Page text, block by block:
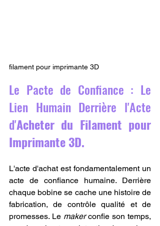
filament pour imprimante 3D
Le Pacte de Confiance : Le
Lien Humain Derrière l'Acte
d'Acheter du Filament pour
Imprimante 3D.
L'acte d'achat est fondamentalement un
acte de confiance humaine. Derrière
chaque bobine se cache une histoire de
fabrication, de contrôle qualité et de
promesses. Le maker confie son temps,